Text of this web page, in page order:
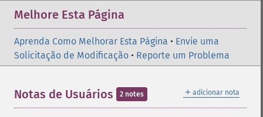
Melhore Esta Página
Aprenda Como Melhorar Esta Página • Envie uma
Solicitação de Modificação • Reporte um Problema
＋ adicionar nota
Notas de Usuários 2 notes